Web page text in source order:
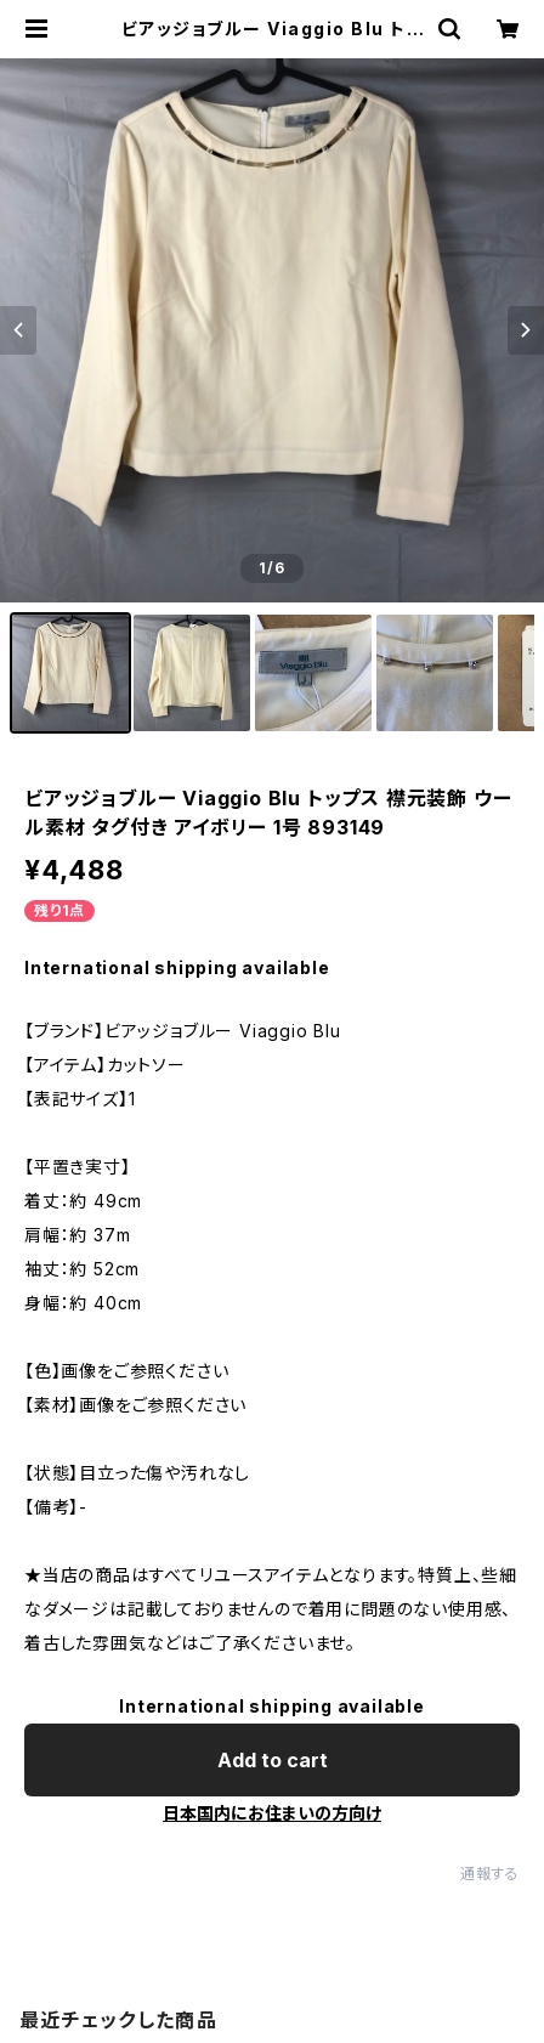
ビアッジョブルー Viaggio Blu トッ
アイボリー 1号 893149 | Ethical
Store
1/6
ビアッジョブルー Viaggio Blu トップス 襟元装飾 ウー
ル素材 タグ付き アイボリー 1号 893149
¥4,488
残り1点
International shipping available
【ブランド】ビアッジョブルー Viaggio Blu
【アイテム】カットソー
【表記サイズ】1
【平置き実寸】
着丈：約 49cm
肩幅：約 37m
袖丈：約 52cm
身幅：約 40cm
【色】画像をご参照ください
【素材】画像をご参照ください
【状態】目立った傷や汚れなし
【備考】-
★当店の商品はすべてリユースアイテムとなります。特質上、些細
なダメージは記載しておりませんので着用に問題のない使用感、
着古した雰囲気などはご了承くださいませ。
International shipping available
Add to cart
日本国内にお住まいの方向け
通報する
最近チェックした商品